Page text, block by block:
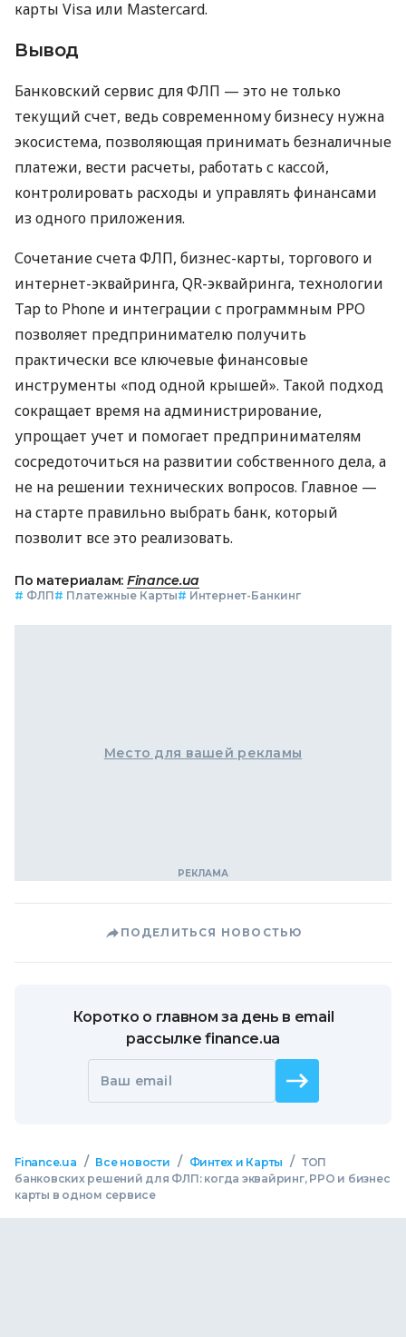
карты Visa или Mastercard.
Вывод
Банковский сервис для ФЛП — это не только
текущий счет, ведь современному бизнесу нужна
экосистема, позволяющая принимать безналичные
платежи, вести расчеты, работать с кассой,
контролировать расходы и управлять финансами
из одного приложения.
Сочетание счета ФЛП, бизнес-карты, торгового и
интернет-эквайринга, QR-эквайринга, технологии
Tap to Phone и интеграции с программным РРО
позволяет предпринимателю получить
практически все ключевые финансовые
инструменты «под одной крышей». Такой подход
сокращает время на администрирование,
упрощает учет и помогает предпринимателям
сосредоточиться на развитии собственного дела, а
не на решении технических вопросов. Главное —
на старте правильно выбрать банк, который
позволит все это реализовать.
По материалам: Finance.ua
# ФЛП# Платежные Карты# Интернет-Банкинг
Место для вашей рекламы
ПОДЕЛИТЬСЯ НОВОСТЬЮ
Коротко о главном за день в email
рассылке finance.ua
Ваш email
Finance.ua / Все новости / Финтех и Карты / ТОП
банковских решений для ФЛП: когда эквайринг, РРО и бизнес
карты в одном сервисе